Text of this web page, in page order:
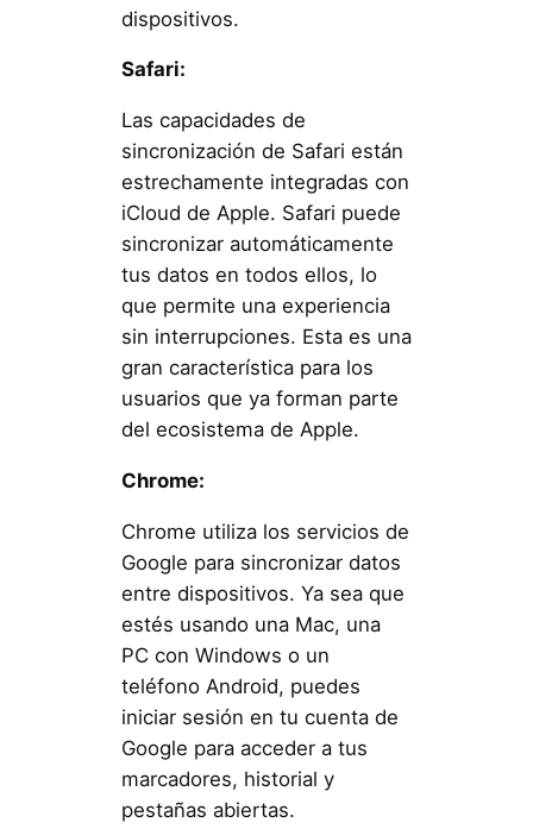
dispositivos.
Safari:
Las capacidades de
sincronización de Safari están
estrechamente integradas con
iCloud de Apple. Safari puede
sincronizar automáticamente
tus datos en todos ellos, lo
que permite una experiencia
sin interrupciones. Esta es una
gran característica para los
usuarios que ya forman parte
del ecosistema de Apple.
Chrome:
Chrome utiliza los servicios de
Google para sincronizar datos
entre dispositivos. Ya sea que
estés usando una Mac, una
PC con Windows o un
teléfono Android, puedes
iniciar sesión en tu cuenta de
Google para acceder a tus
marcadores, historial y
pestañas abiertas.